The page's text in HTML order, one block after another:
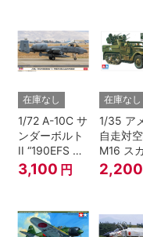
在庫なし
1/72 A-10C サ
ンダーボルト
II “190EFS ス
カルバンガー
ズ”
3,100 円
在庫なし
1/35 ア
自走対
M16 ス
リーナー
2,200